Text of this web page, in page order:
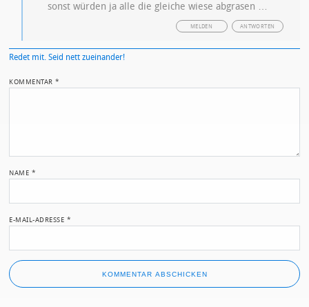
sonst würden ja alle die gleiche wiese abgrasen …
ANTWORTEN
MELDEN
Redet mit. Seid nett zueinander!
KOMMENTAR*
NAME *
E-MAIL-ADRESSE *